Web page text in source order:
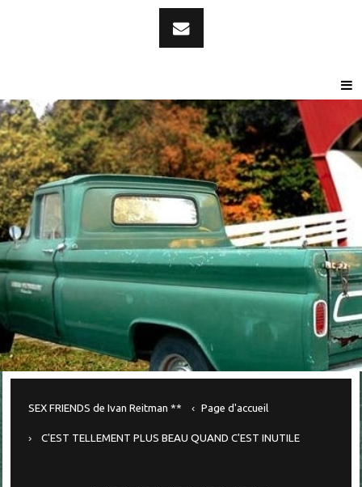
SEX FRIENDS de Ivan Reitman ** Page d'accueil
C'EST TELLEMENT PLUS BEAU QUAND C'EST INUTILE